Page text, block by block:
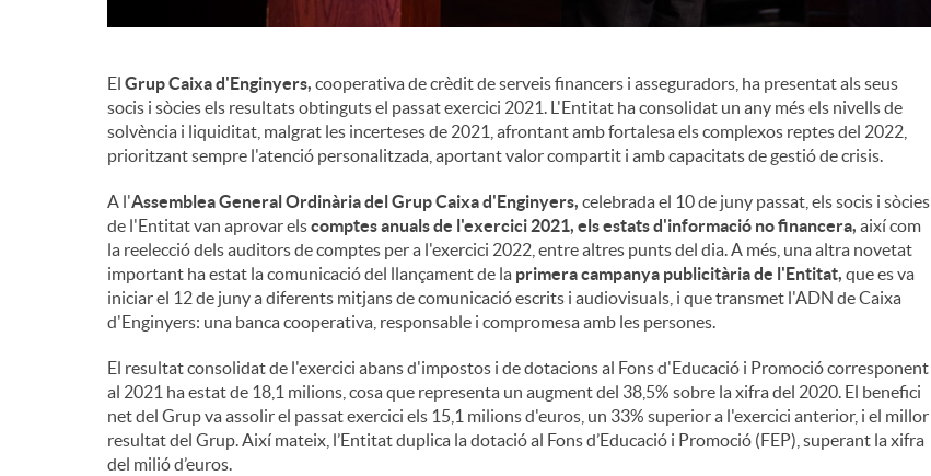
El Grup Caixa d'Enginyers, cooperativa de crèdit de serveis financers i asseguradors, ha presentat als seus
socis i sòcies els resultats obtinguts el passat exercici 2021. L'Entitat ha consolidat un any més els nivells de
solvència i liquiditat, malgrat les incerteses de 2021, afrontant amb fortalesa els complexos reptes del 2022,
prioritzant sempre l'atenció personalitzada, aportant valor compartit i amb capacitats de gestió de crisis.
A l'Assemblea General Ordinària del Grup Caixa d'Enginyers, celebrada el 10 de juny passat, els socis i sòcies
de l'Entitat van aprovar elscomptes anuals de l'exercici 2021, els estats d'informació no financera, així com
la reelecció dels auditors de comptes per a l'exercici 2022, entre altres punts del dia. A més, una altra novetat
important ha estat la comunicació del llançament de la primera campanya publicitària de l'Entitat, que es va
iniciar el 12 de juny a diferents mitjans de comunicació escrits i audiovisuals, i que transmet l'ADN de Caixa
d'Enginyers: una banca cooperativa, responsable i compromesa amb les persones.
El resultat consolidat de l'exercici abans d'impostos i de dotacions al Fons d'Educació i Promoció corresponent
al 2021 ha estat de 18,1 milions, cosa que representa un augment del 38,5% sobre la xifra del 2020. El benefici
net del Grup va assolir el passat exercici els 15,1 milions d'euros, un 33% superior a l'exercici anterior, i el millor
resultat del Grup. Així mateix, l’Entitat duplica la dotació al Fons d’Educació i Promoció (FEP), superant la xifra
del milió d’euros.